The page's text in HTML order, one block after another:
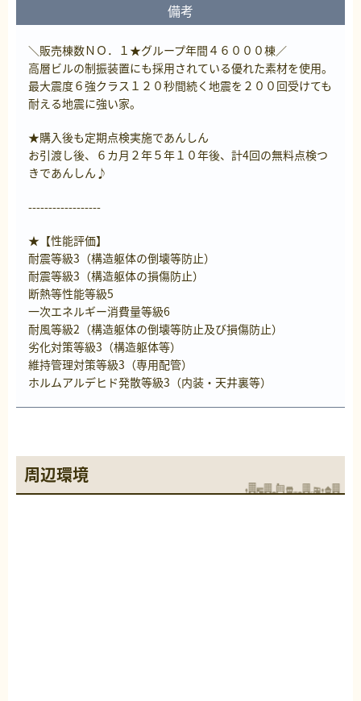
備考
＼販売棟数ＮＯ．１★グループ年間４６０００棟／
高層ビルの制振装置にも採用されている優れた素材を使用。
最大震度６強クラス１２０秒間続く地震を２００回受けても
耐える地震に強い家。
★購入後も定期点検実施であんしん
お引渡し後、６カ月２年５年１０年後、計4回の無料点検つ
きであんしん♪
------------------
★【性能評価】
耐震等級3（構造躯体の倒壊等防止）
耐震等級3（構造躯体の損傷防止）
断熱等性能等級5
一次エネルギー消費量等級6
耐風等級2（構造躯体の倒壊等防止及び損傷防止）
劣化対策等級3（構造躯体等）
維持管理対策等級3（専用配管）
ホルムアルデヒド発散等級3（内装・天井裏等）
周辺環境